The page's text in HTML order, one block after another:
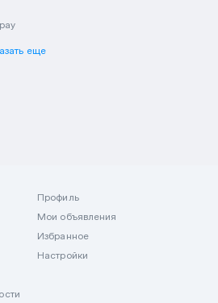
еще
Профиль
Мои объявления
Избранное
Настройки